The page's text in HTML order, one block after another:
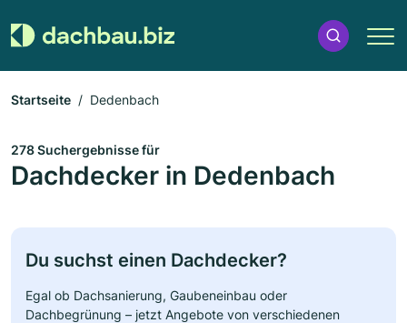
Startseite Dedenbach
278 Suchergebnisse für
Dachdecker in Dedenbach
Du suchst einen Dachdecker?
Egal ob Dachsanierung, Gaubeneinbau oder
Dachbegrünung – jetzt Angebote von verschiedenen